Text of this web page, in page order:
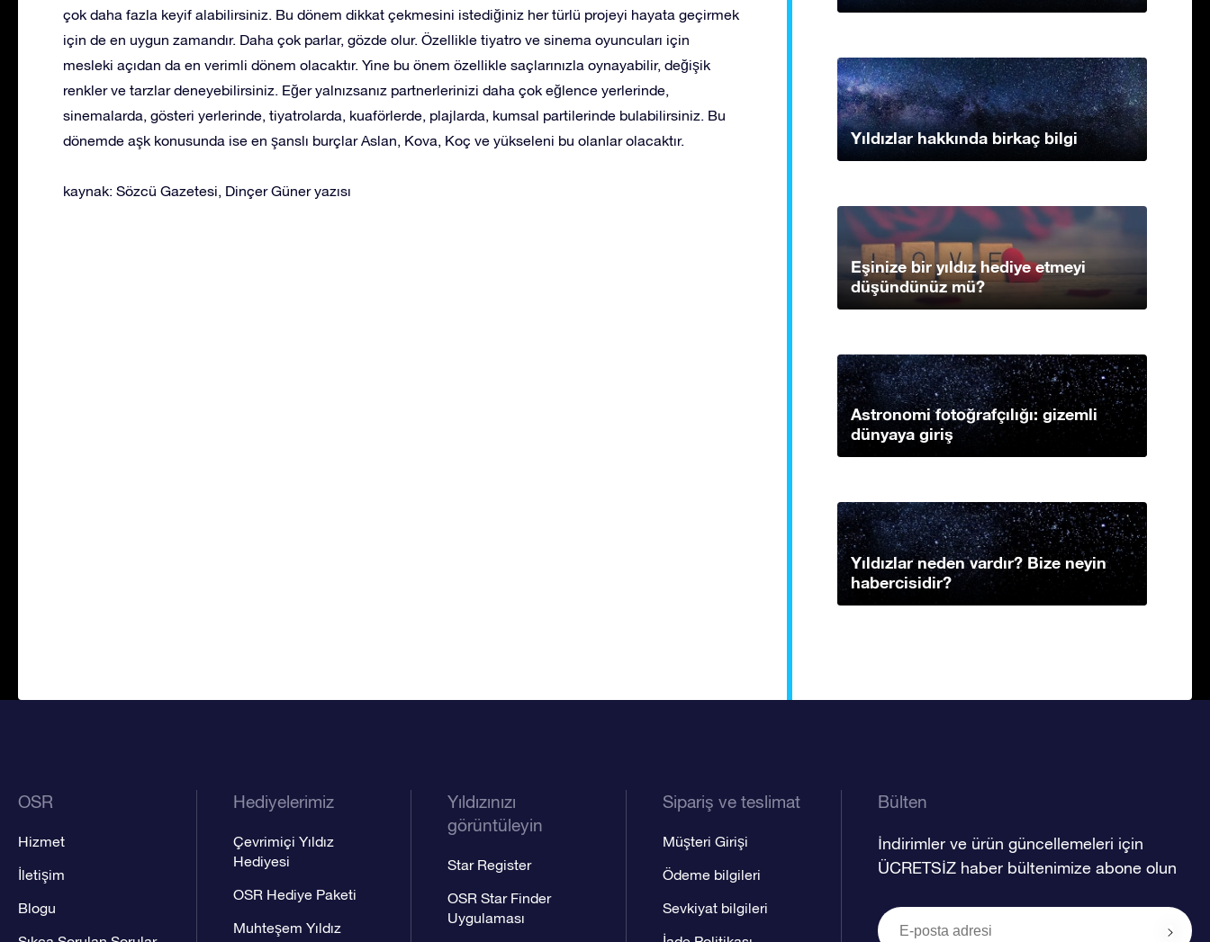
çok daha fazla keyif alabilirsiniz. Bu dönem dikkat çekmesini istediğiniz her türlü projeyi hayata geçirmek
için de en uygun zamandır. Daha çok parlar, gözde olur. Özellikle tiyatro ve sinema oyuncuları için
mesleki açıdan da en verimli dönem olacaktır. Yine bu önem özellikle saçlarınızla oynayabilir, değişik
renkler ve tarzlar deneyebilirsiniz. Eğer yalnızsanız partnerlerinizi daha çok eğlence yerlerinde,
sinemalarda, gösteri yerlerinde, tiyatrolarda, kuaförlerde, plajlarda, kumsal partilerinde bulabilirsiniz. Bu
dönemde aşk konusunda ise en şanslı burçlar Aslan, Kova, Koç ve yükseleni bu olanlar olacaktır.
kaynak: Sözcü Gazetesi, Dinçer Güner yazısı
Yıldızlar hakkında birkaç bilgi
Eşinize bir yıldız hediye etmeyi
düşündünüz mü?
Astronomi fotoğrafçılığı: gizemli
dünyaya giriş
Yıldızlar neden vardır? Bize neyin
habercisidir?
OSR
Hizmet
İletişim
Blogu
Hediyelerimiz
Çevrimiçi Yıldız
Hediyesi
OSR Hediye Paketi
Muhteşem Yıldız
Yıldızınızı
görüntüleyin
Star Register
OSR Star Finder
Uygulaması
Sipariş ve teslimat
Müşteri Girişi
Ödeme bilgileri
Sevkiyat bilgileri
Bülten
İndirimler ve ürün güncellemeleri için
ÜCRETSİZ haber bültenimize abone olun